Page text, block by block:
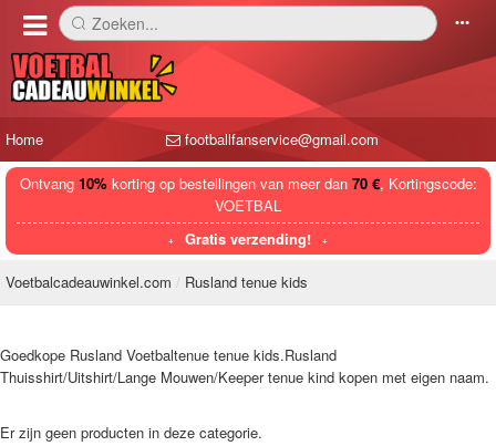
󰅼 Zoeken... 󰄒
Home footballfanservice@gmail.com
Ontvang 10%korting op bestellingen van meer dan 70 €, Kortingscode:
VOETBAL
Gratis verzending!
Voetbalcadeauwinkel.com Rusland tenue kids
Goedkope Rusland Voetbaltenue tenue kids.Rusland
Thuisshirt/Uitshirt/Lange Mouwen/Keeper tenue kind kopen met eigen naam.
Er zijn geen producten in deze categorie.